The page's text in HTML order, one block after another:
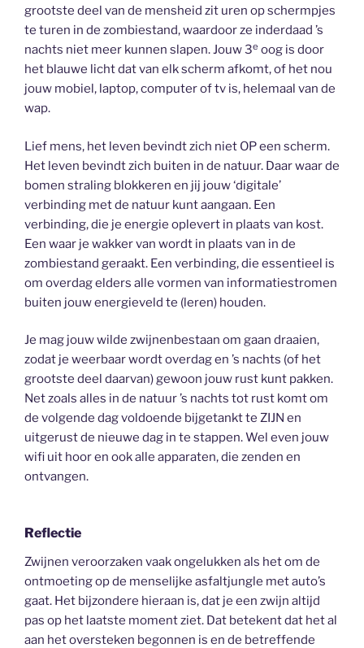
grootste deel van de mensheid zit uren op schermpjes
te turen in de zombiestand, waardoor ze inderdaad ’s
nachts niet meer kunnen slapen. Jouw 3e oog is door
het blauwe licht dat van elk scherm afkomt, of het nou
jouw mobiel, laptop, computer of tv is, helemaal van de
wap.
Lief mens, het leven bevindt zich niet OP een scherm.
Het leven bevindt zich buiten in de natuur. Daar waar de
bomen straling blokkeren en jij jouw ‘digitale’
verbinding met de natuur kunt aangaan. Een
verbinding, die je energie oplevert in plaats van kost.
Een waar je wakker van wordt in plaats van in de
zombiestand geraakt. Een verbinding, die essentieel is
om overdag elders alle vormen van informatiestromen
buiten jouw energieveld te (leren) houden.
Je mag jouw wilde zwijnenbestaan om gaan draaien,
zodat je weerbaar wordt overdag en ’s nachts (of het
grootste deel daarvan) gewoon jouw rust kunt pakken.
Net zoals alles in de natuur ’s nachts tot rust komt om
de volgende dag voldoende bijgetankt te ZIJN en
uitgerust de nieuwe dag in te stappen. Wel even jouw
wifi uit hoor en ook alle apparaten, die zenden en
ontvangen.
Reflectie
Zwijnen veroorzaken vaak ongelukken als het om de
ontmoeting op de menselijke asfaltjungle met auto’s
gaat. Het bijzondere hieraan is, dat je een zwijn altijd
pas op het laatste moment ziet. Dat betekent dat het al
aan het oversteken begonnen is en de betreffende